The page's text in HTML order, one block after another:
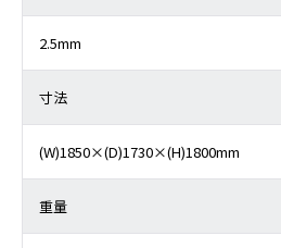
2.5mm
寸法
(W)1850×(D)1730×(H)1800mm
重量